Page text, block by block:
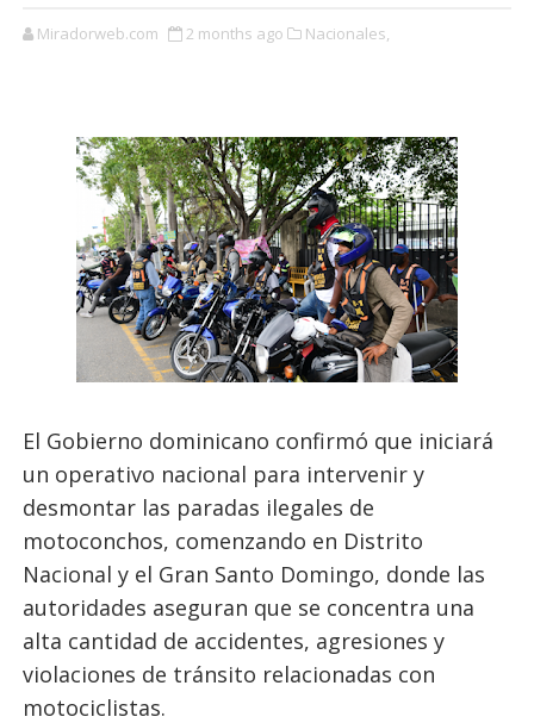
Miradorweb.com 2 months ago Nacionales,
El Gobierno dominicano confirmó que iniciará
un operativo nacional para intervenir y
desmontar las paradas ilegales de
motoconchos, comenzando en Distrito
Nacional y el Gran Santo Domingo, donde las
autoridades aseguran que se concentra una
alta cantidad de accidentes, agresiones y
violaciones de tránsito relacionadas con
motociclistas.